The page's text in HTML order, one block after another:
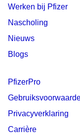
Werken bij Pfizer
Nascholing
Nieuws
Blogs
PfizerPro
Privacyverklaring
Carrière